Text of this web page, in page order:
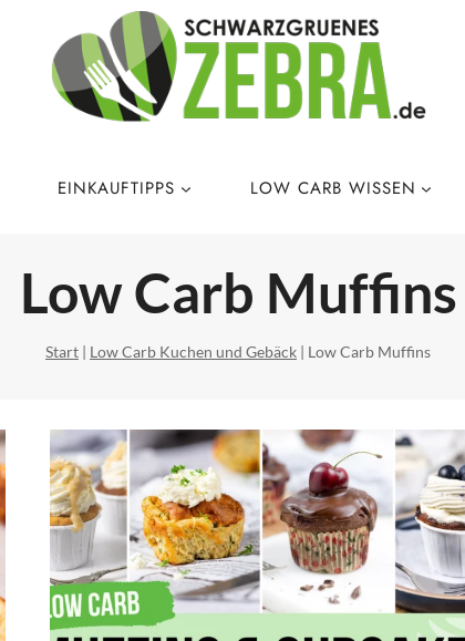
EINKAUFTIPPS LOW CARB WISSEN
Low Carb Muffins
Start | Low Carb Kuchen und Gebäck | Low Carb Muffins